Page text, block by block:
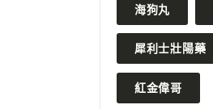
海狗丸
犀利士壯陽藥
紅金偉哥